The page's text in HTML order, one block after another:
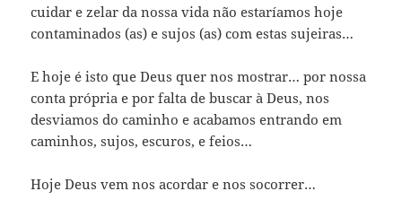
cuidar e zelar da nossa vida não estaríamos hoje
contaminados (as) e sujos (as) com estas sujeiras…
E hoje é isto que Deus quer nos mostrar… por nossa
conta própria e por falta de buscar à Deus, nos
desviamos do caminho e acabamos entrando em
caminhos, sujos, escuros, e feios…
Hoje Deus vem nos acordar e nos socorrer…